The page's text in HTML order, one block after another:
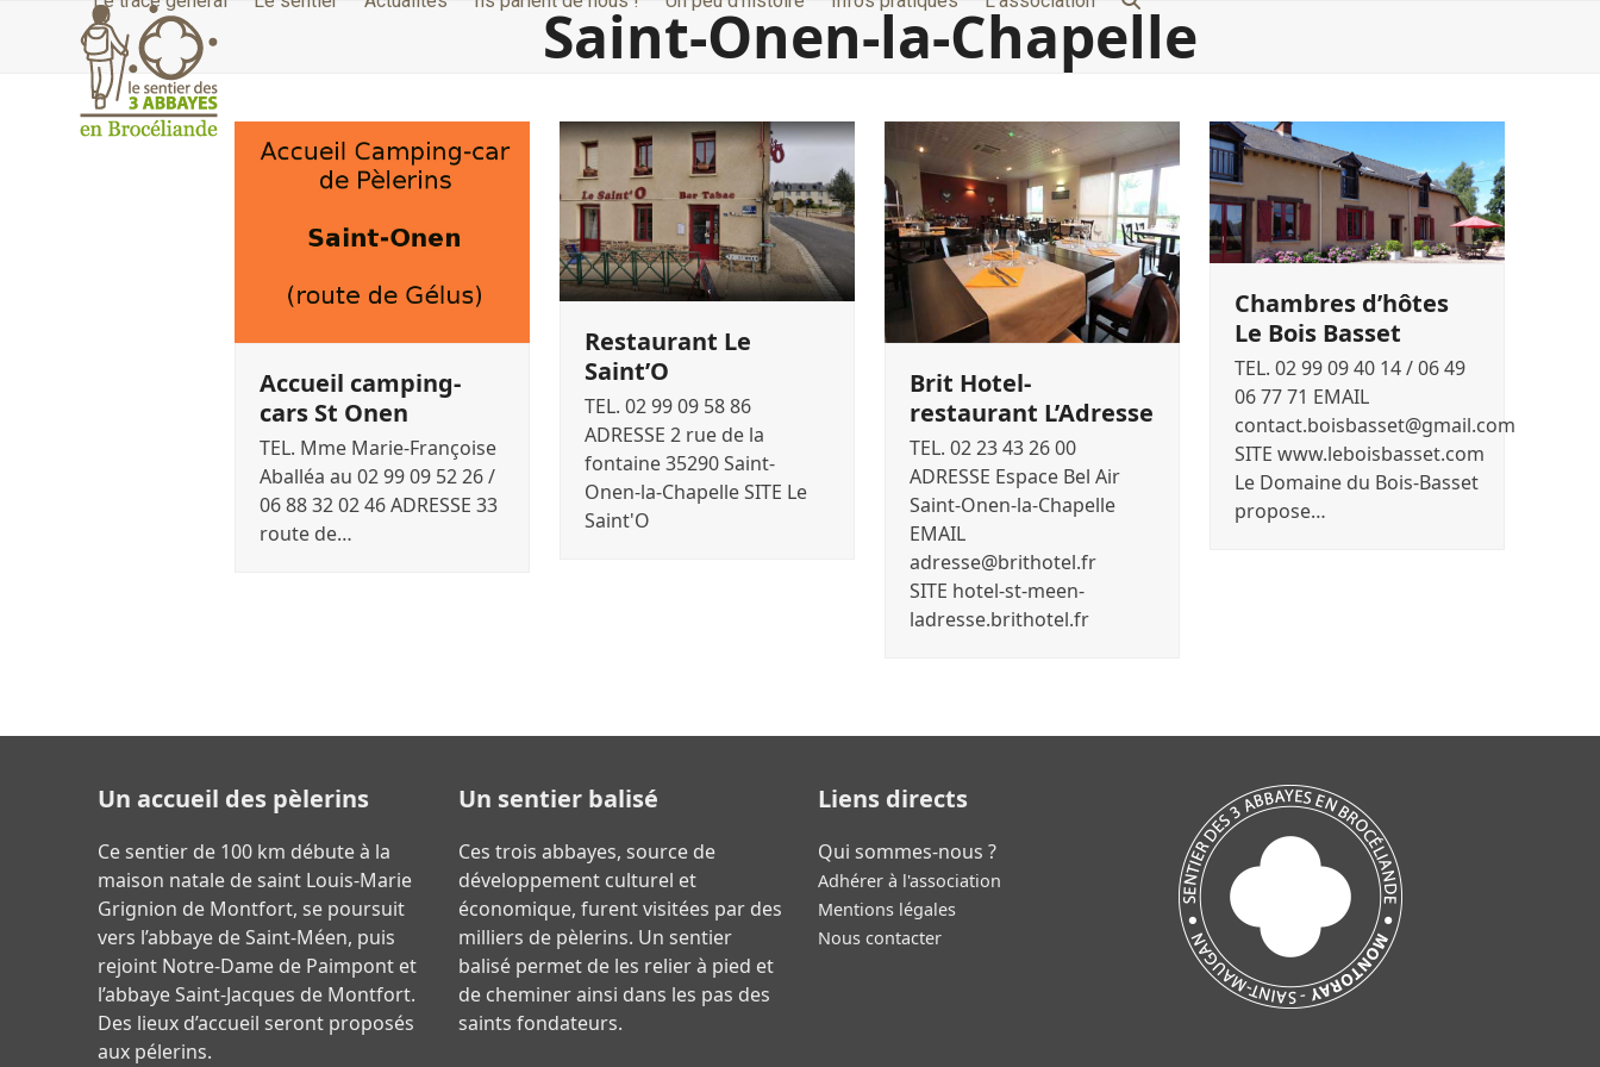
Saint-Onen-la-Chapelle
Accueil camping-
cars St Onen
TEL. Mme Marie-Françoise
Aballéa au 02 99 09 52 26 /
06 88 32 02 46 ADRESSE 33
route de…
Restaurant Le
Saint’O
TEL. 02 99 09 58 86
ADRESSE 2 rue de la
fontaine 35290 Saint-
Onen-la-Chapelle SITE Le
Saint'O
Brit Hotel-
restaurant L’Adresse
TEL. 02 23 43 26 00
ADRESSE Espace Bel Air
Saint-Onen-la-Chapelle
EMAIL
adresse@brithotel.fr
SITE hotel-st-meen-
ladresse.brithotel.fr
Chambres d’hôtes
Le Bois Basset
TEL. 02 99 09 40 14 / 06 49
06 77 71 EMAIL
contact.boisbasset@gmail.com
SITE www.leboisbasset.com
Le Domaine du Bois-Basset
propose…
Un accueil des pèlerins
Ce sentier de 100 km débute à la
maison natale de saint Louis-Marie
Grignion de Montfort, se poursuit
vers l’abbaye de Saint-Méen, puis
rejoint Notre-Dame de Paimpont et
l’abbaye Saint-Jacques de Montfort.
Des lieux d’accueil seront proposés
aux pélerins.
Un sentier balisé
Ces trois abbayes, source de
développement culturel et
économique, furent visitées par des
milliers de pèlerins. Un sentier
balisé permet de les relier à pied et
de cheminer ainsi dans les pas des
saints fondateurs.
Liens directs
Qui sommes-nous ?
Adhérer à l'association
Mentions légales
Nous contacter